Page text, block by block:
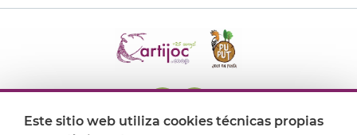
Este sitio web utiliza cookies técnicas propias